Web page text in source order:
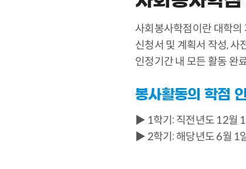
사회봉사학점이란 대학의
신청서 및 계획서 작성, 사
인정기간 내 모든 활동 완
봉사활동의 학점
▶ 1학기: 직전년도 12월
▶ 2학기: 해당년도 6월 1